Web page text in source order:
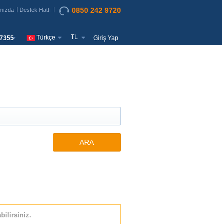
Destek Hattı 0850 242 9720
Türkçe TL Giriş Yap
ARA